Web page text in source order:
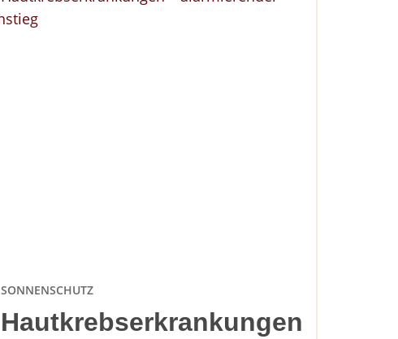
Hautkrebserkrankungen
SONNENSCHUTZ